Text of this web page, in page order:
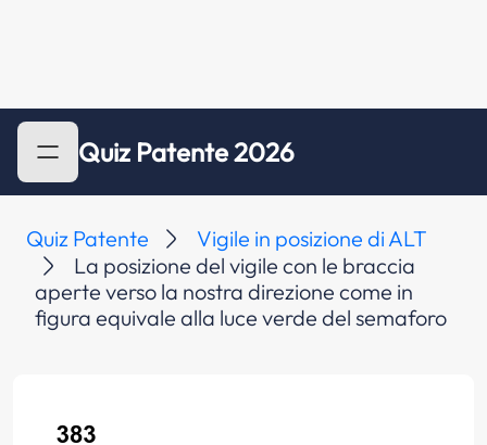
Quiz Patente 2026
Quiz Patente
Vigile in posizione di ALT
La posizione del vigile con le braccia
aperte verso la nostra direzione come in
figura equivale alla luce verde del semaforo